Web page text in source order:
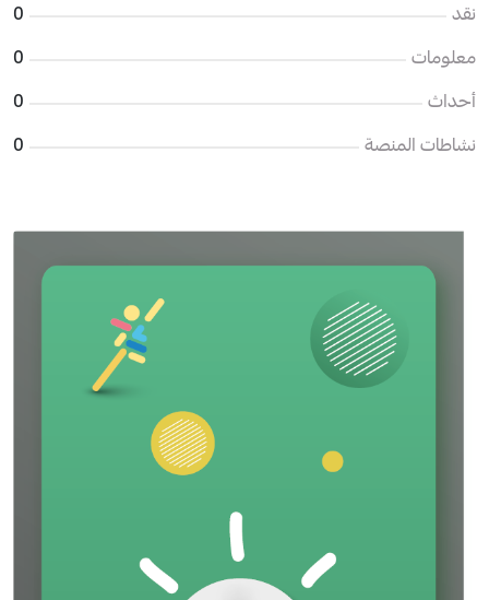
نقد
0
معلومات
0
أحداث
0
نشاطات المنصة
0